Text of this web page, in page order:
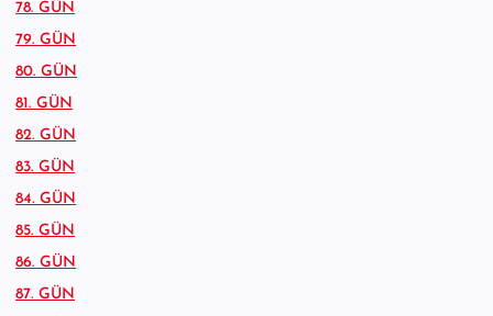
78. GÜN
79. GÜN
80. GÜN
81. GÜN
82. GÜN
83. GÜN
84. GÜN
85. GÜN
86. GÜN
87. GÜN